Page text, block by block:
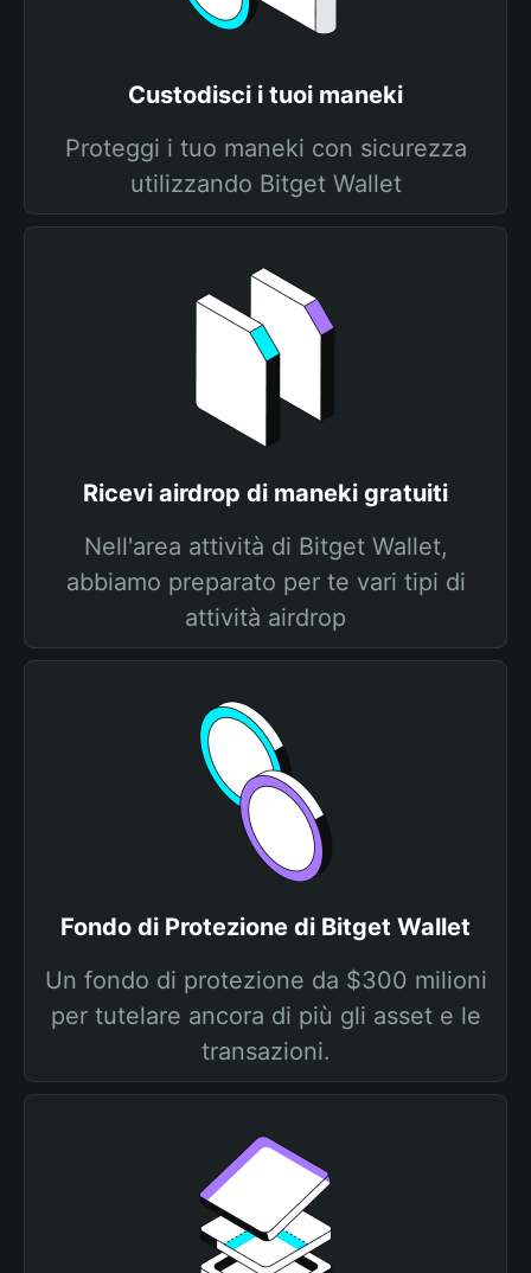
Custodisci i tuoi maneki
Proteggi i tuo maneki con sicurezza
utilizzando Bitget Wallet
Ricevi airdrop di maneki gratuiti
Nell'area attività di Bitget Wallet,
abbiamo preparato per te vari tipi di
attività airdrop
Fondo di Protezione di Bitget Wallet
Un fondo di protezione da $300 milioni
per tutelare ancora di più gli asset e le
transazioni.